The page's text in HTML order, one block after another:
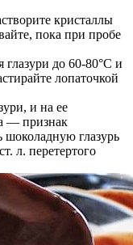
кристаллы
пока при пробе
глазури до 60-80°С и
лопаточкой
и на ее
— признак
шоколадную глазурь
л. перетертого